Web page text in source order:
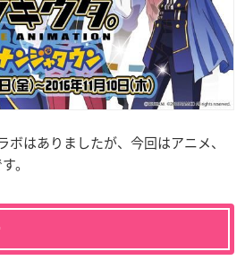
ボはありましたが、今回はアニメ、
。